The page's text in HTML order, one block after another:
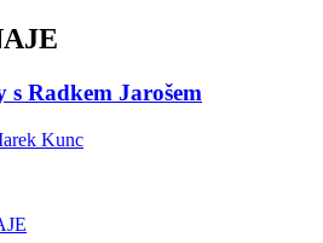
s Radkem Jarošem
Kunc